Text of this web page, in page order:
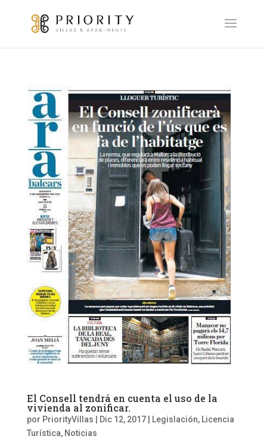
El Consell tendrá en cuenta el uso de la
vivienda al zonificar.
por PriorityVillas | Dic 12, 2017| Legislación, Licencia
Turística, Noticias